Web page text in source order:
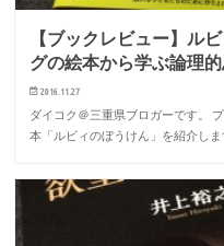
【ブックレビュー】ル
グの絵本から学ぶ論理
2016.11.27
ダイコク＠三重県ブロガーです。
本「ルビィのぼうけん」を紹介しま